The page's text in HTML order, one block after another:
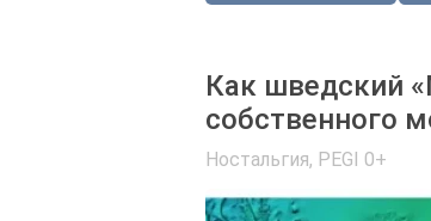
Как шведский
собственного
Ностальгия, PEGI 0+